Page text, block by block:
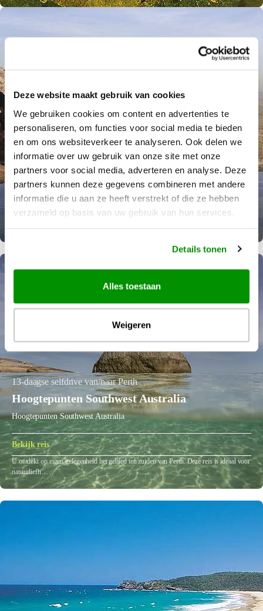
Deze website maakt gebruik van cookies
We gebruiken cookies om content en advertenties te
personaliseren, om functies voor social media te bieden
en om ons websiteverkeer te analyseren. Ook delen we
informatie over uw gebruik van onze site met onze
partners voor social media, adverteren en analyse. Deze
partners kunnen deze gegevens combineren met andere
informatie die u aan ze heeft verstrekt of die ze hebben
verzameld op basis van uw gebruik van hun services.
Details tonen
Alles toestaan
Weigeren
6-daagse autorondreis vanuit Darwin
Het Tropische Noorden Top End
Het Tropische Noorden Top End
Bekijk reis
Met eigen huurauto en vooraf verzorgde accommodaties ervaart u Top End; Deze
13-daagse selfdrive van/naar Perth
Hoogtepunten Southwest Australia
Hoogtepunten Southwest Australia
Bekijk reis
U ontdekt op eigen gelegenheid het gebied ten zuiden van Perth. Deze reis is ideaal voor
natuurliefh…